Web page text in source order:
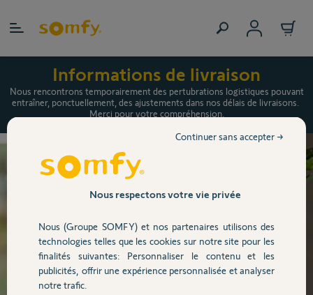
Informations de livraison
Nous rencontrons temporairement des pertubrations logistiques pouvant
entraîner, ponctuellement, des ajustements dans nos délais de livraisons.
Merci pour votre compréhension.
Nous respectons votre vie privée
Nous (Groupe SOMFY) et nos partenaires utilisons des
technologies telles que les cookies sur notre site pour les
finalités suivantes: Personnaliser le contenu et les
publicités, offrir une expérience personnalisée et analyser
notre trafic.
Continuer sans accepter →